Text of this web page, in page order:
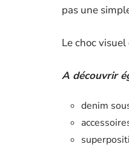
pas une
Le choc
A découvrir
denim